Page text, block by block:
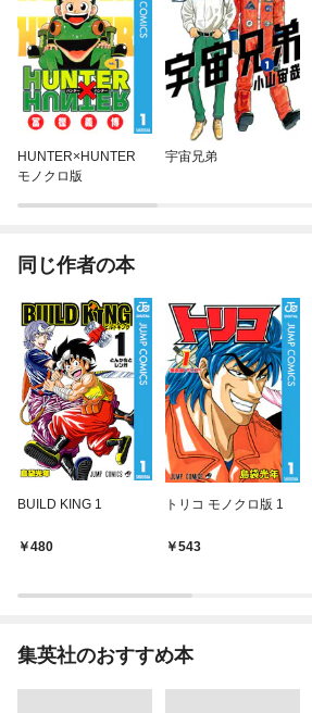
HUNTER×HUNTER
モノクロ版
宇宙兄弟
同じ作者の本
BUILD KING 1
480
トリコ モノクロ版 1
543
集英社のおすすめ本